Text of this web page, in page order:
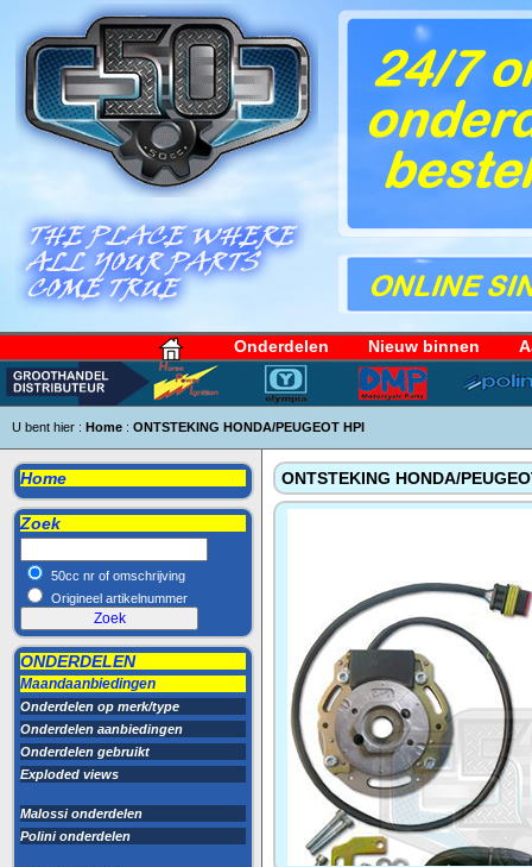
Onderdelen Nieuw binnen
U bent hier : Home : ONTSTEKING HONDA/PEUGEOT HPI
Home
Zoek
50cc nr of omschrijving
Origineel artikelnummer
ONDERDELEN
Maandaanbiedingen
Onderdelen op merk/type
Onderdelen aanbiedingen
Onderdelen gebruikt
Exploded views
Malossi onderdelen
Polini onderdelen
ONTSTEKING HONDA/